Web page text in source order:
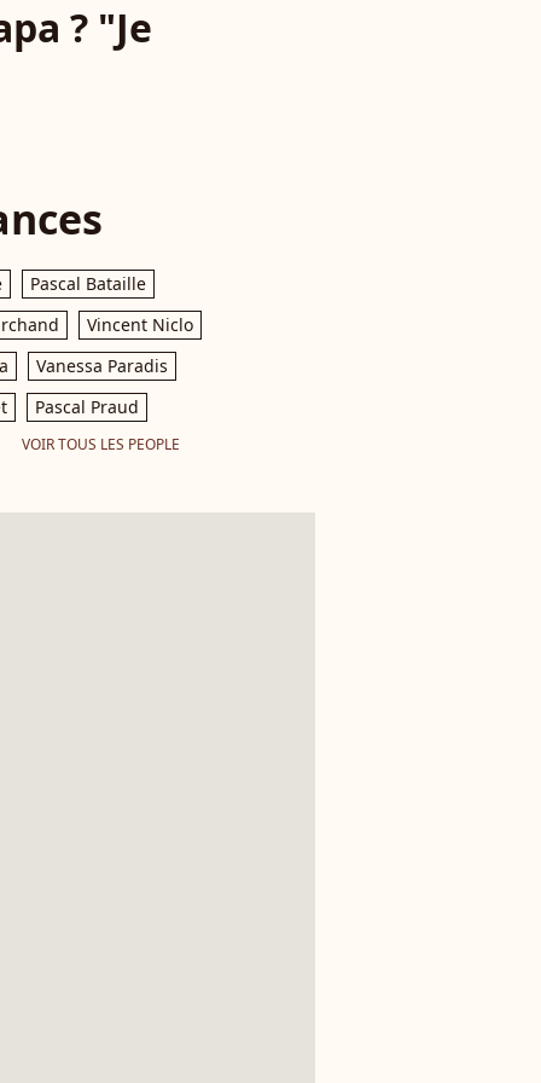
? "Je
Pascal Bataille
Vincent Niclo
Vanessa Paradis
Pascal Praud
VOIR TOUS LES PEOPLE